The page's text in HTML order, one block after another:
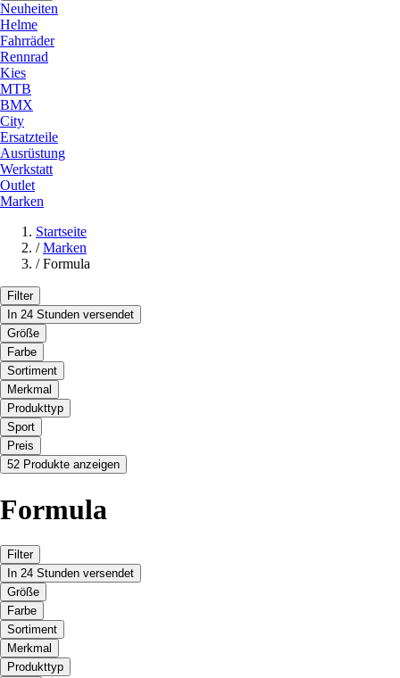
Neuheiten
Helme
Fahrräder
Rennrad
Kies
MTB
BMX
City
Ersatzteile
Ausrüstung
Werkstatt
Outlet
Marken
Startseite
/ Marken
/ Formula
Filter
In 24 Stunden versendet
Größe
Farbe
Sortiment
Merkmal
Produkttyp
Sport
Preis
52 Produkte anzeigen
Formula
Filter
In 24 Stunden versendet
Größe
Farbe
Sortiment
Merkmal
Produkttyp